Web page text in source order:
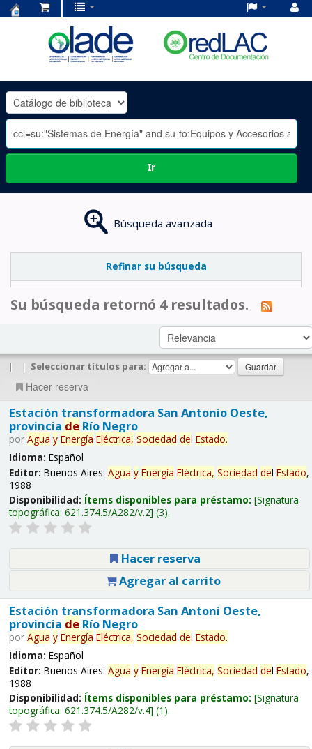
OLADE
-
Ir
Búsqueda avanzada
Refinar su búsqueda
Su búsqueda retornó 4 resultados.
| | Seleccionar títulos para:
Hacer reserva
Estación transformadora San Antonio Oeste,
provincia deRío Negro
por Agua y Energía Eléctrica, Sociedad del Estado.
Idioma: Español
Editor: Buenos Aires: Agua y Energía Eléctrica, Sociedad del Estado,
1988
Disponibilidad: Ítems disponibles para préstamo: Signatura
topográfica: 621.374.5/A282/v.2 (3).
Hacer reserva
Agregar al carrito
Estación transformadora San Antoni Oeste,
provincia deRío Negro
por Agua y Energía Eléctrica, Sociedad del Estado.
Idioma: Español
Editor: Buenos Aires: Agua y Energía Eléctrica, Sociedad del Estado,
1988
Disponibilidad: Ítems disponibles para préstamo: Signatura
topográfica: 621.374.5/A282/v.4 (1).